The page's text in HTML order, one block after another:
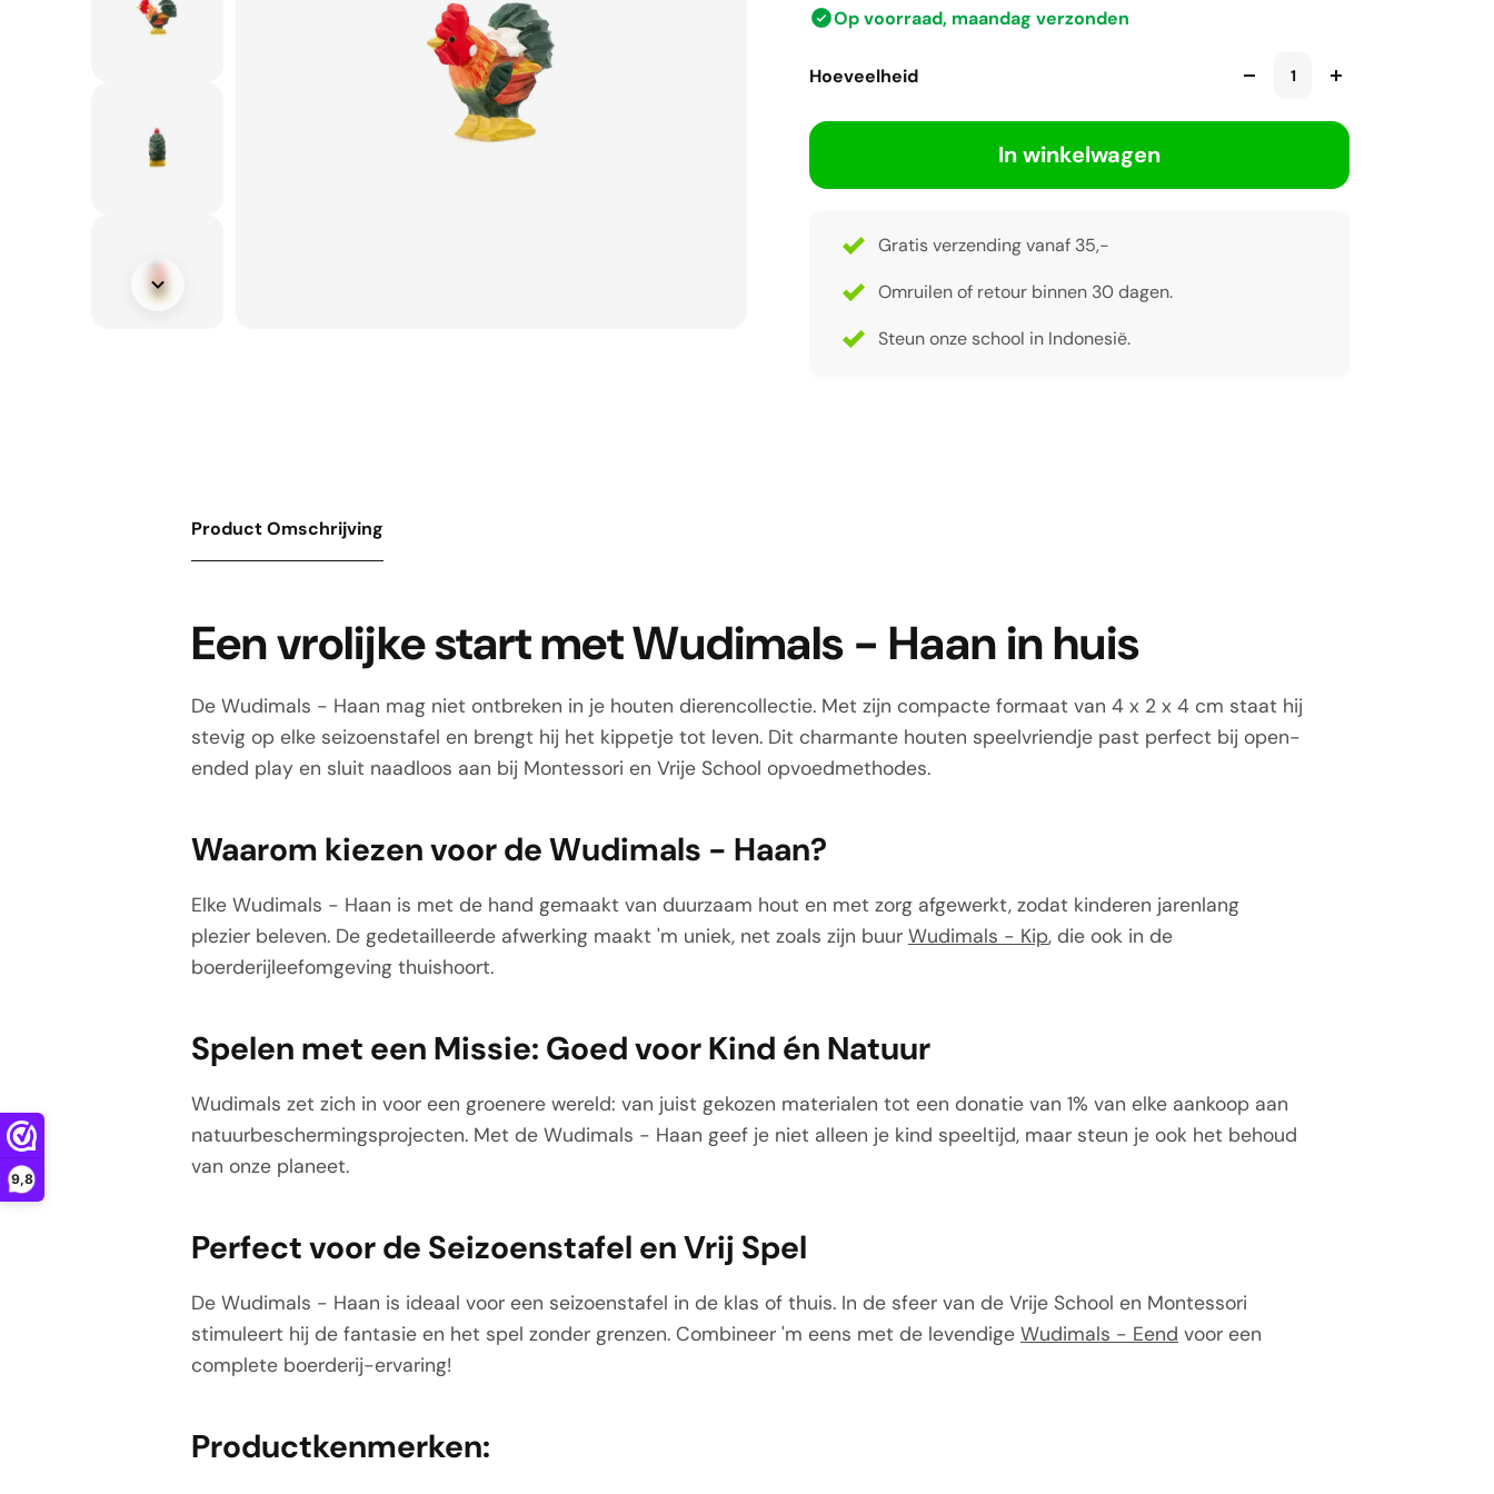
9,8
Op voorraad, maandag verzonden
Hoeveelheid
In winkelwagen
Gratis verzending vanaf 35,-
Omruilen of retour binnen 30 dagen.
Steun onze school in Indonesië.
Product Omschrijving
Een vrolijke start met Wudimals - Haan in huis
De Wudimals - Haan mag niet ontbreken in je houten dierencollectie. Met zijn compacte formaat van 4 x 2 x 4 cm staat hij
stevig op elke seizoenstafel en brengt hij het kippetje tot leven. Dit charmante houten speelvriendje past perfect bij open-
ended play en sluit naadloos aan bij Montessori en Vrije School opvoedmethodes.
Waarom kiezen voor de Wudimals - Haan?
Elke Wudimals - Haan is met de hand gemaakt van duurzaam hout en met zorg afgewerkt, zodat kinderen jarenlang
plezier beleven. De gedetailleerde afwerking maakt 'm uniek, net zoals zijn buur Wudimals - Kip, die ook in de
boerderijleefomgeving thuishoort.
Spelen met een Missie: Goed voor Kind én Natuur
Wudimals zet zich in voor een groenere wereld: van juist gekozen materialen tot een donatie van 1% van elke aankoop aan
natuurbeschermingsprojecten. Met de Wudimals - Haan geef je niet alleen je kind speeltijd, maar steun je ook het behoud
van onze planeet.
Perfect voor de Seizoenstafel en Vrij Spel
De Wudimals - Haan is ideaal voor een seizoenstafel in de klas of thuis. In de sfeer van de Vrije School en Montessori
stimuleert hij de fantasie en het spel zonder grenzen. Combineer 'm eens met de levendige Wudimals - Eend voor een
complete boerderij-ervaring!
Productkenmerken: